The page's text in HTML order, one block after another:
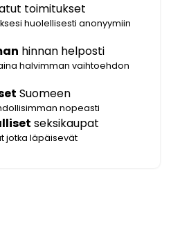
toimitukset
huolellisesti anonyymiin
hinnan helposti
halvimman vaihtoehdon
Suomeen
nopeasti
seksikaupat
jotka läpäisevät